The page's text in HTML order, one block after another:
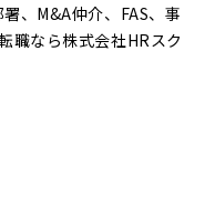
、M&A仲介、FAS、事
職なら株式会社HRスク